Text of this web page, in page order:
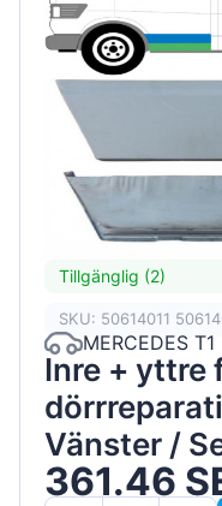
Tillgänglig (2)
SKU: 50614011
MERCEDES
Inre + yttre
Vänster /
361.46